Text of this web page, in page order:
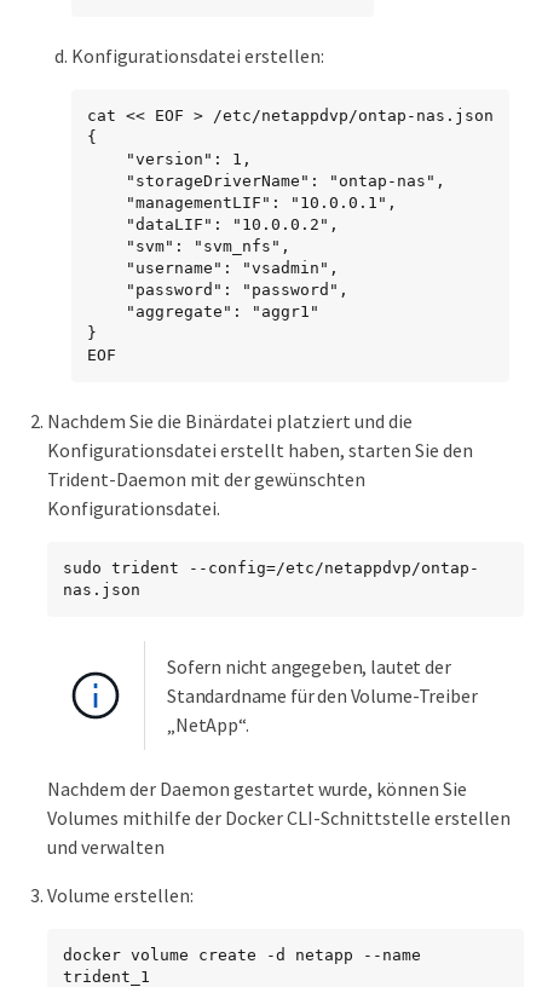
Konfigurationsdatei erstellen:
cat << EOF > /etc/netappdvp/ontap-nas.json
{
}
EOF
Nachdem Sie die Binärdatei platziert und die
Konfigurationsdatei erstellt haben, starten Sie den
Trident-Daemon mit der gewünschten
Konfigurationsdatei.
sudo trident --config=/etc/netappdvp/ontap-
nas.json
Sofern nicht angegeben, lautet der
Standardname für den Volume-Treiber
„NetApp“.
Nachdem der Daemon gestartet wurde, können Sie
Volumes mithilfe der Docker CLI-Schnittstelle erstellen
und verwalten
Volume erstellen:
docker volume create -d netapp --name
trident_1